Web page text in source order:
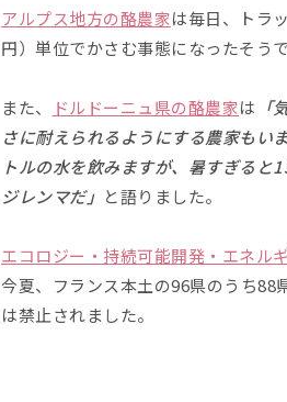
アルプス地方の酪農家は毎日、トラ
円）単位でかさむ事態になったそうで
また、 ドルドーニュ県の酪農家は
さに耐えられるようにする農家もい
トルの水を飲みますが、暑すぎる
ジレンマだ」 と語りました。
エコロジー・持続可能開発・エネル
今夏、フランス本土の96県のうち88
は禁止されました。